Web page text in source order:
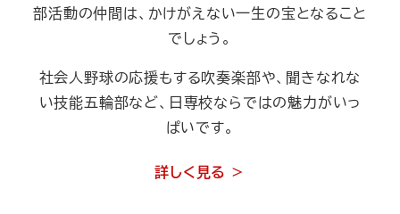
部活動の仲間は、かけがえない一生の宝となること
でしょう。
社会人野球の応援もする吹奏楽部や、聞きなれな
い技能五輪部など、日専校ならではの魅力がいっ
ぱいです。
詳しく見る ＞